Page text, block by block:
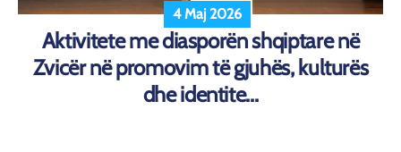
4 Maj 2026
Aktivitete me diasporën shqiptare në
Zvicër në promovim të gjuhës, kulturës
dhe identite...